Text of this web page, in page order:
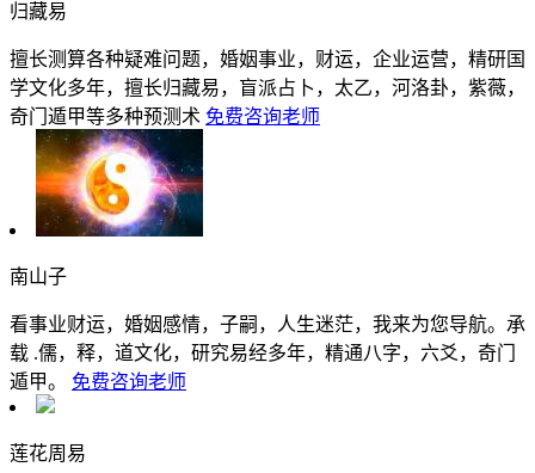
归藏易
擅长测算各种疑难问题，婚姻事业，财运，企业运营，精研国
学文化多年，擅长归藏易，盲派占卜，太乙，河洛卦，紫薇，
奇门遁甲等多种预测术 免费咨询老师
南山子
看事业财运，婚姻感情，子嗣，人生迷茫，我来为您导航。承
载 .儒，释，道文化，研究易经多年，精通八字，六爻，奇门
遁甲。
免费咨询老师
莲花周易